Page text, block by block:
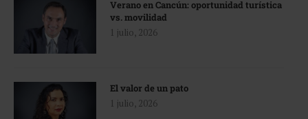
Verano en Cancún: oportunidad turística
vs. movilidad
1 julio, 2026
El valor de un pato
1 julio, 2026